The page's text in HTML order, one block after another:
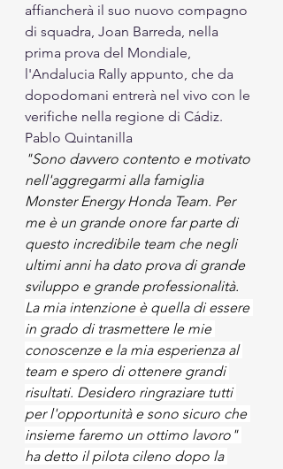
affiancherà il suo nuovo compagno
di squadra, Joan Barreda, nella
prima prova del Mondiale,
l'Andalucia Rally appunto, che da
dopodomani entrerà nel vivo con le
verifiche nella regione di Cádiz.
Pablo Quintanilla
"Sono davvero contento e motivato
nell'aggregarmi alla famiglia
Monster Energy Honda Team. Per
me è un grande onore far parte di
questo incredibile team che negli
ultimi anni ha dato prova di grande
sviluppo e grande professionalità.
La mia intenzione è quella di essere
in grado di trasmettere le mie
conoscenze e la mia esperienza al
team e spero di ottenere grandi
risultati. Desidero ringraziare tutti
per l'opportunità e sono sicuro che
insieme faremo un ottimo lavoro"
ha detto il pilota cileno dopo la